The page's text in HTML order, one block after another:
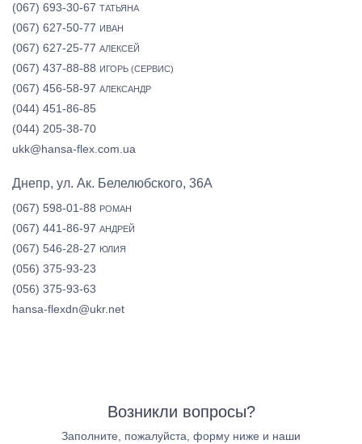
(067) 693-30-67 ТАТЬЯНА
(067) 627-50-77 ИВАН
(067) 627-25-77 АЛЕКСЕЙ
(067) 437-88-88 ИГОРЬ (СЕРВИС)
(067) 456-58-97 АЛЕКСАНДР
(044) 451-86-85
(044) 205-38-70
ukk@hansa-flex.com.ua
Днепр, ул. Ак. Белелюбского, 36А
(067) 598-01-88 РОМАН
(067) 441-86-97 АНДРЕЙ
(067) 546-28-27 ЮЛИЯ
(056) 375-93-23
(056) 375-93-63
hansa-flexdn@ukr.net
Возникли вопросы?
Заполните, пожалуйста, форму ниже и наши